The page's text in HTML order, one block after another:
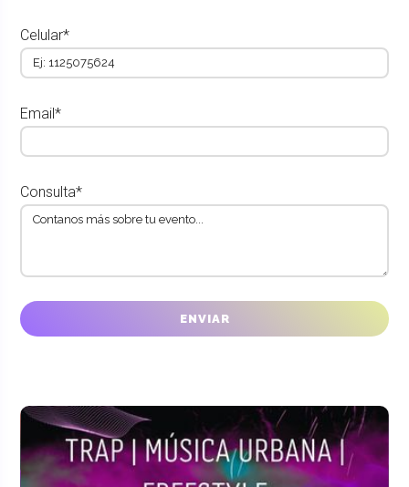
Celular*
Email*
Consulta*